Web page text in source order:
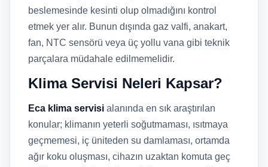
beslemesinde kesinti olup olmadığını kontrol
etmek yer alır. Bunun dışında gaz valfi, anakart,
fan, NTC sensörü veya üç yollu vana gibi teknik
parçalara müdahale edilmemelidir.
Klima Servisi Neleri Kapsar?
Eca klima servisi alanında en sık araştırılan
konular; klimanın yeterli soğutmaması, ısıtmaya
geçmemesi, iç üniteden su damlaması, ortamda
ağır koku oluşması, cihazın uzaktan komuta geç